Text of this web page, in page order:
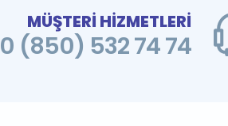
MÜŞTERİ HİZMETLERİ
0 (850) 532 74 74